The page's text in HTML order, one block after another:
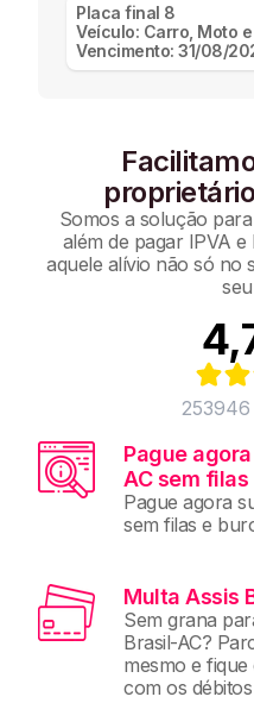
Placa final 8
Veículo: Carro, Moto
Vencimento:31/08/
Somos a solução
além de pagar IPVA
aquele alívio não só no
253946
Pague
AC sem
Pague agora
sem filas e
Multa Assis
Sem grana
Brasil-AC?
mesmo e
com os